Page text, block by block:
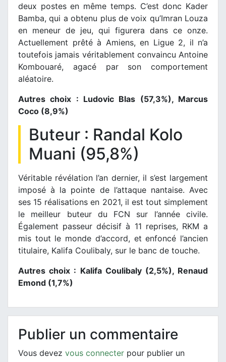
deux postes en même temps. C’est donc Kader
Bamba, qui a obtenu plus de voix qu’Imran Louza
en meneur de jeu, qui figurera dans ce onze.
Actuellement prêté à Amiens, en Ligue 2, il n’a
toutefois jamais véritablement convaincu Antoine
Kombouaré, agacé par son comportement
aléatoire.
Autres choix : Ludovic Blas (57,3%), Marcus
Coco (8,9%)
Buteur : Randal Kolo
Muani (95,8%)
Véritable révélation l’an dernier, il s’est largement
imposé à la pointe de l’attaque nantaise. Avec
ses 15 réalisations en 2021, il est tout simplement
le meilleur buteur du FCN sur l’année civile.
Également passeur décisif à 11 reprises, RKM a
mis tout le monde d’accord, et enfoncé l’ancien
titulaire, Kalifa Coulibaly, sur le banc de touche.
Autres choix : Kalifa Coulibaly (2,5%), Renaud
Emond (1,7%)
Publier un commentaire
Vous devez vous connecter pour publier un